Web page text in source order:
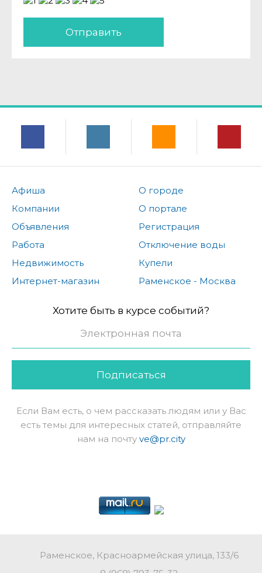
Отправить
Афиша
Компании
Объявления
Работа
Недвижимость
Интернет-магазин
О городе
О портале
Регистрация
Отключение воды
Купели
Раменское - Москва
Хотите быть в курсе событий?
Подписаться
Если Вам есть, о чем рассказать людям или у Вас
есть темы для интересных статей, отправляйте
нам на почту ve@pr.city
Раменское, Красноармейская улица, 133/6